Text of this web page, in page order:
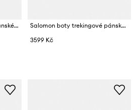
Salomon boty na běhání pánské AERO GLIDE 4 GRVL
Salomon boty trekingové pánské X ULTRA 360 GTX
3599 Kč